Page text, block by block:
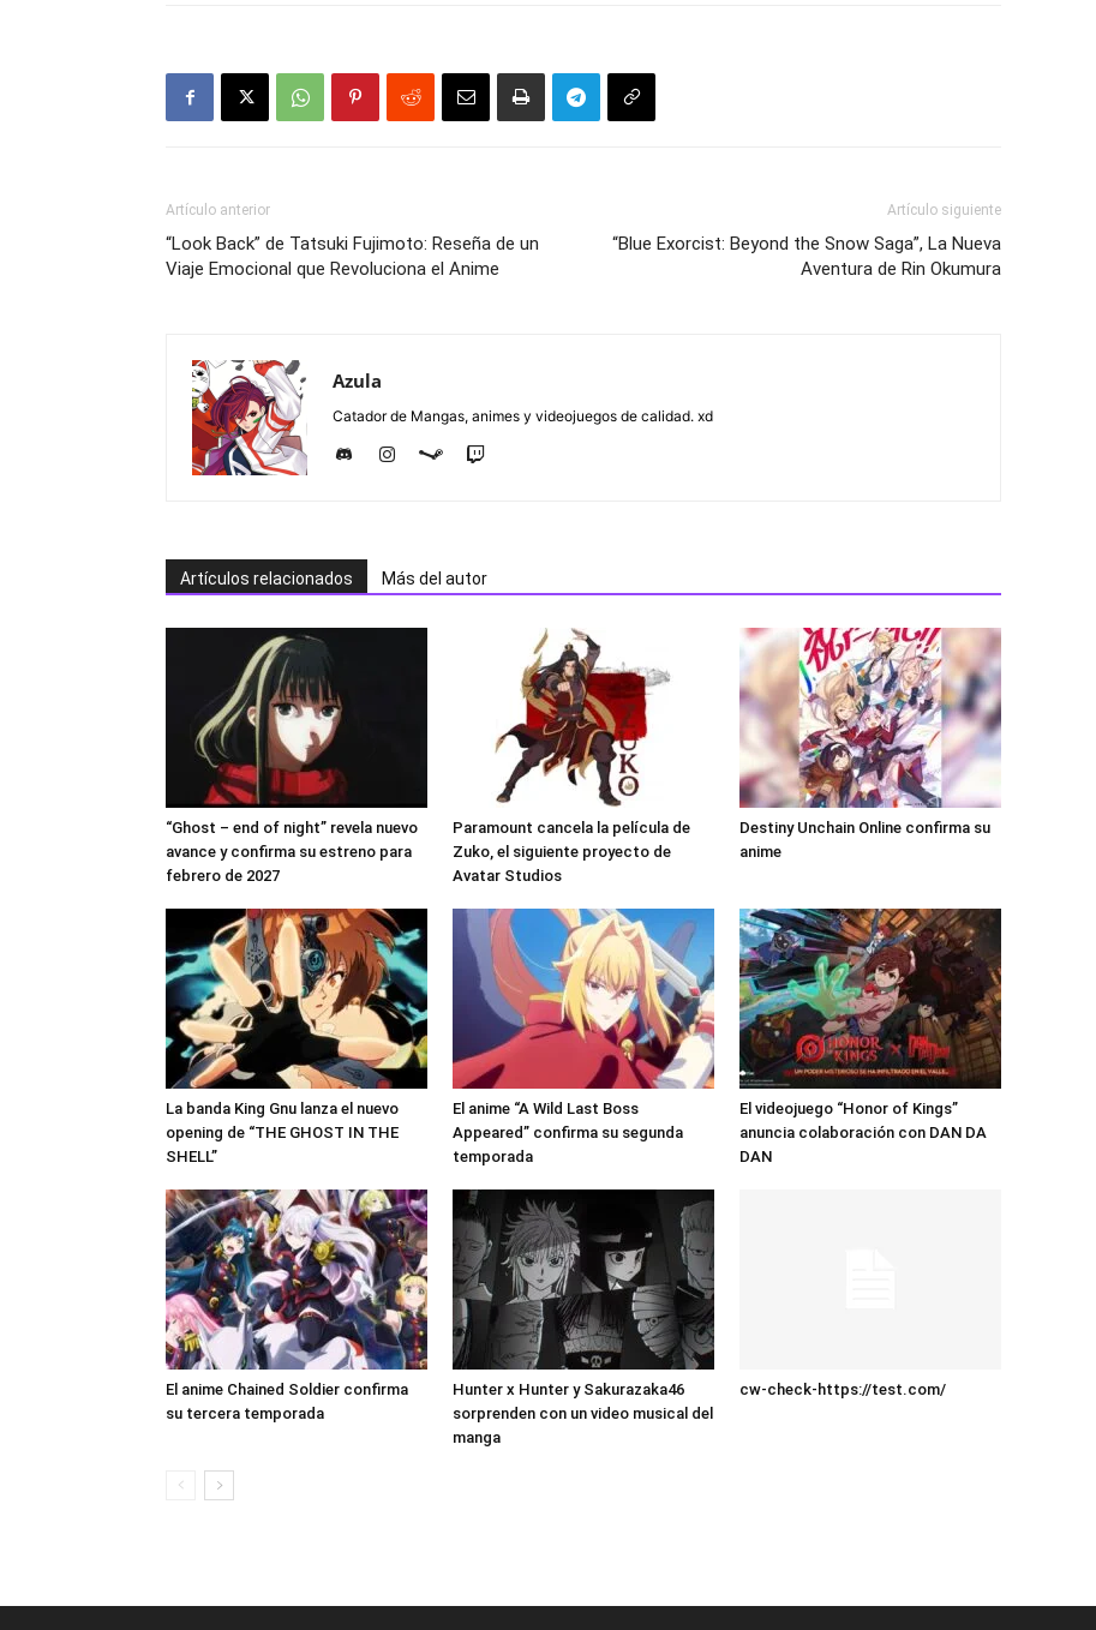
Artículo anterior
“Look Back” de Tatsuki Fujimoto: Reseña de un
Viaje Emocional que Revoluciona el Anime
Artículo siguiente
“Blue Exorcist: Beyond the Snow Saga”, La Nueva
Aventura de Rin Okumura
Azula
Catador de Mangas, animes y videojuegos de calidad. xd
Artículos relacionados Más del autor
“Ghost – end of night” revela nuevo
avance y confirma su estreno para
febrero de 2027
Paramount cancela la película de
Zuko, el siguiente proyecto de
Avatar Studios
Destiny Unchain Online confirma su
anime
La banda King Gnu lanza el nuevo
opening de “THE GHOST IN THE
SHELL”
El anime “A Wild Last Boss
Appeared” confirma su segunda
temporada
El videojuego “Honor of Kings”
anuncia colaboración con DAN DA
DAN
El anime Chained Soldier confirma
su tercera temporada
Hunter x Hunter y Sakurazaka46
sorprenden con un video musical del
manga
cw-check-https://test.com/